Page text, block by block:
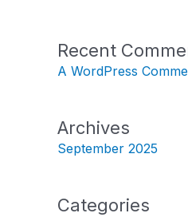
Recent
A WordPress
Archives
September 2025
Categories